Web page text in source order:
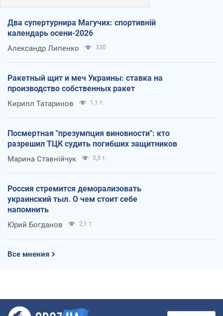
Два супертурнира Магучих: спортивній
календарь осени-2026
Александр Липенко 330
Ракетный щит и меч Украины: ставка на
производство собственных ракет
Кирилл Татаринов 1,1 т.
Посмертная "презумпция виновности": кто
разрешил ТЦК судить погибших защитников
Марина Ставнійчук 3,3 т.
Россия стремится деморализовать
украинский тыл. О чем стоит себе
напомнить
Юрий Богданов 2,1 т.
Все мнения